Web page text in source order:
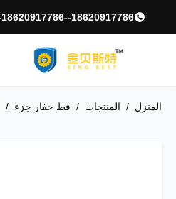
18620917786--20-18620917786
المنزل / المنتجات / قط حفار جزء /